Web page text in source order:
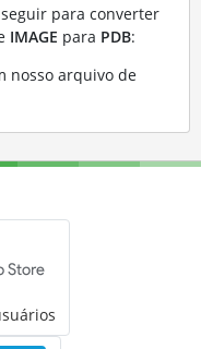
para converter
IMAGE para PDB:
nosso arquivo de